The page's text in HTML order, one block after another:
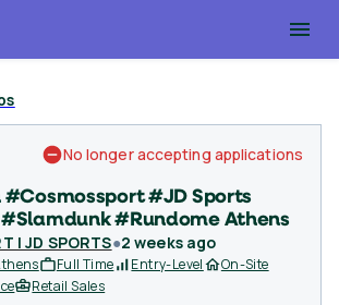
#Cosmossport #JD Sports
#Rundome Athens
| JD SPORTS●2 weeks ago
No longer accepting applications
Full Time Entry-Level
On-Site
Retail Sales